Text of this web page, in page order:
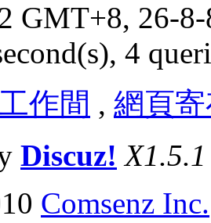
GMT+8, 26-
4
作間 , 網頁
Discuz! X1.5.1
Comsenz Inc.